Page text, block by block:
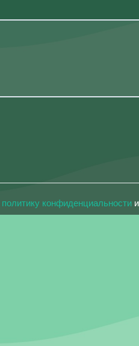
политику конфиденциальности и